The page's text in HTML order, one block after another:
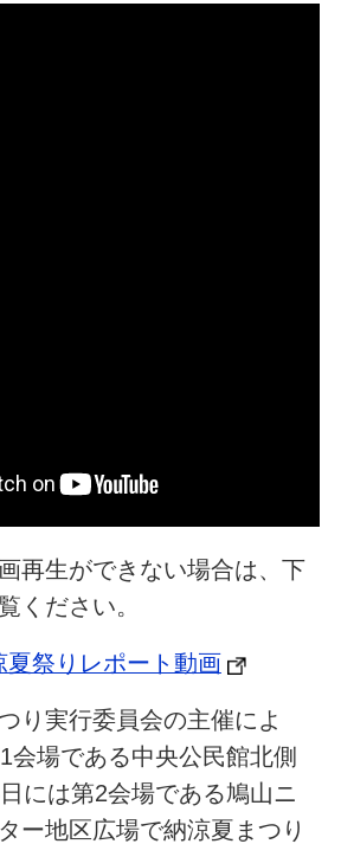
再生ができない場合は、下
ください。
夏祭りレポート動画
り実行委員会の主催によ
会場である中央公民館北側
には第2会場である鳩山ニ
ー地区広場で納涼夏まつり